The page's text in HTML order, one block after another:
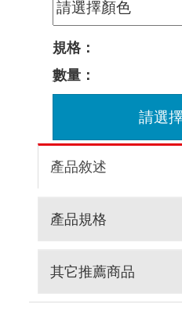
規格：
數量：
請選
產品敘述
產品規格
其它推薦商品